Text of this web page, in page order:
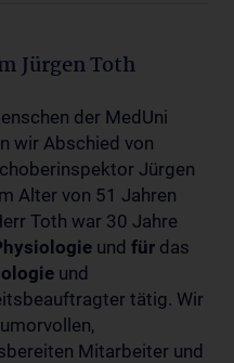
Jürgen Toth
der MedUni
wir Abschied von
Jürgen
Alter von 51 Jahren
Toth war 30 Jahre
und für das
und
tätig. Wir
Mitarbeiter und